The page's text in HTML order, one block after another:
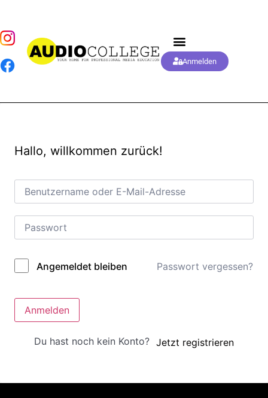
Anmelden
Hallo, willkommen zurück!
Alternative:
Angemeldet bleiben Passwort vergessen?
Anmelden
Du hast noch kein Konto? Jetzt registrieren